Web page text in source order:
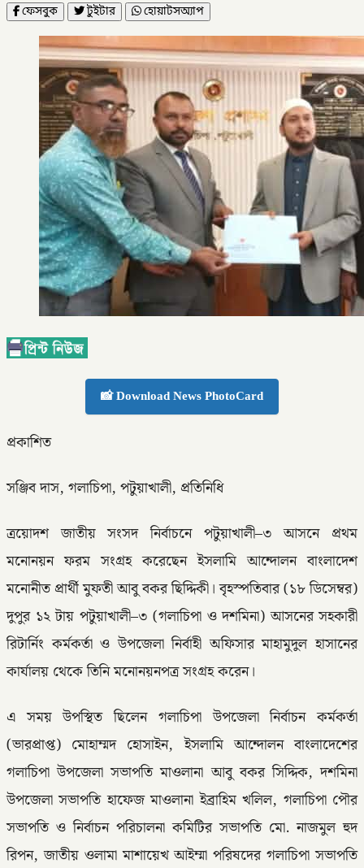
ফেসবুক
টুইটার হোয়াটসঅ্যাপ
📸 Download News PhotoCard
প্রকাশিত
সঞ্জিব দাস, গলাচিপা, পটুয়াখালী, প্রতিনিধি
ত্রয়োদশ জাতীয় সংসদ নির্বাচনে পটুয়াখালী–৩ আসনে প্রথম
মনোনয়ন ফরম সংগ্রহ করেছেন ইসলামি আন্দোলন বাংলাদেশ
মনোনীত প্রার্থী মুফতী আবু বকর ছিদ্দিকী। বৃহস্পতিবার (১৮ ডিসেম্বর)
দুপুর ১২ টায় পটুয়াখালী–৩ (গলাচিপা ও দশমিনা) আসনের সহকারী
রিটার্নিং কর্মকর্তা ও উপজেলা নির্বাহী অফিসার মাহামুদুল হাসানের
কার্যালয় থেকে তিনি মনোনয়নপত্র সংগ্রহ করেন।
এ সময় উপস্থিত ছিলেন গলাচিপা উপজেলা নির্বাচন কর্মকর্তা
(ভারপ্রাপ্ত) মোহাম্মদ হোসাইন, ইসলামি আন্দোলন বাংলাদেশের
গলাচিপা উপজেলা সভাপতি মাওলানা আবু বকর সিদ্দিক, দশমিনা
উপজেলা সভাপতি হাফেজ মাওলানা ইব্রাহিম খলিল, গলাচিপা পৌর
সভাপতি ও নির্বাচন পরিচালনা কমিটির সভাপতি মো. নাজমুল হুদ
রিপন, জাতীয় ওলামা মাশায়েখ আইম্মা পরিষদের গলাচিপা সভাপতি